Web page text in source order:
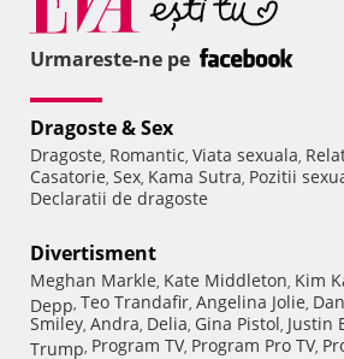
Urmareste-ne pe
Dragoste & Sex
Dragoste, Romantic, Viata sexuala,
Casatorie, Sex, Kama Sutra, Pozitii
Declaratii de dragoste
Divertisment
Meghan Markle, Kate Middleton, Kim
Depp, Teo Trandafir, Angelina Jolie,
Smiley, Andra, Delia, Gina Pistol, Justin
Trump, Program TV, Program Pro TV,